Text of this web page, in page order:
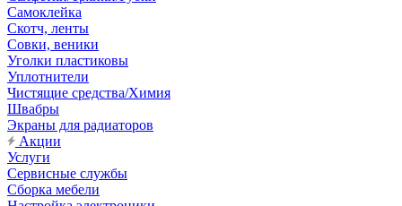
Самоклейка
Скотч, ленты
Совки, веники
Уголки пластиковы
Уплотнители
Чистящие средства/Химия
Швабры
Экраны для радиаторов
Акции
Услуги
Сервисные службы
Сборка мебели